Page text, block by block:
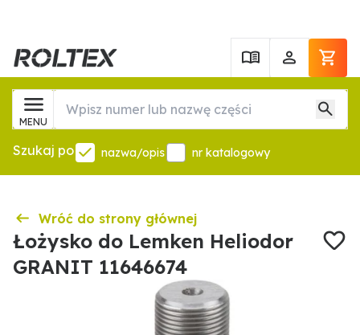
MENU
Szukaj po nazwa/opis nr katalogowy
Wróć do strony głównej
Łożysko do Lemken Heliodor
GRANIT 11646674